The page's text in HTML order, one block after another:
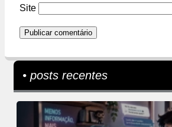
Site
• posts recentes